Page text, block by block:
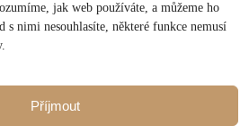
jak web používáte, a můžeme ho
s nimi nesouhlasíte, některé funkce nemusí
Příjmout